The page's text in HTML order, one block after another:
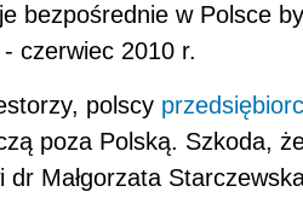
bezpośrednie w Polsce
czerwiec 2010 r.
polscy
poza Polską. Szkoda,
Małgorzata